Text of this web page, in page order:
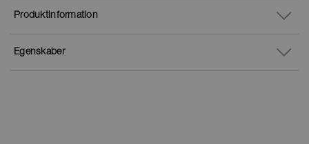
Egenskaber
Produktinformation